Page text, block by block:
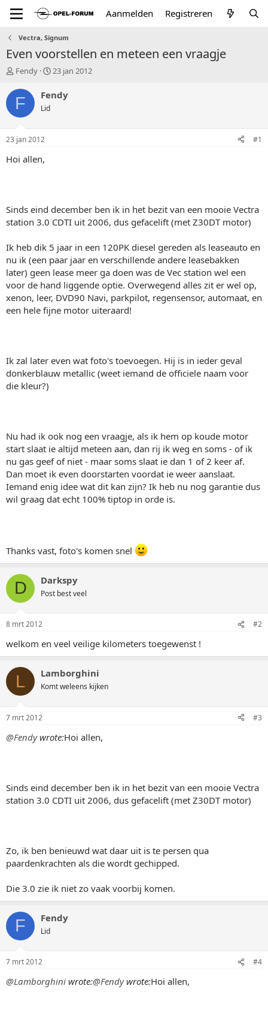
Aanmelden Registreren
Vectra, Signum
Even voorstellen en meteen een vraagje
T
p
t
a
r
Fendy
S
a
23 jan 2012
F Fendy
Lid
23 jan 2012 #1
Hoi allen,
Sinds eind december ben ik in het bezit van een mooie Vectra
station 3.0 CDTI uit 2006, dus gefacelift (met Z30DT motor)
Ik heb dik 5 jaar in een 120PK diesel gereden als leaseauto en
nu ik (een paar jaar en verschillende andere leasebakken
later) geen lease meer ga doen was de Vec station wel een
voor de hand liggende optie. Overwegend alles zit er wel op,
xenon, leer, DVD90 Navi, parkpilot, regensensor, automaat, en
een hele fijne motor uiteraard!
Ik zal later even wat foto's toevoegen. Hij is in ieder geval
donkerblauw metallic (weet iemand de officiele naam voor
die kleur?)
Nu had ik ook nog een vraagje, als ik hem op koude motor
start slaat ie altijd meteen aan, dan rij ik weg en soms - of ik
nu gas geef of niet - maar soms slaat ie dan 1 of 2 keer af.
Dan moet ik even doorstarten voordat ie weer aanslaat.
Iemand enig idee wat dit kan zijn? Ik heb nu nog garantie dus
wil graag dat echt 100% tiptop in orde is.
Thanks vast, foto's komen snel
D Darkspy
Post best veel
8 mrt 2012 #2
welkom en veel veilige kilometers toegewenst !
L Lamborghini
Komt weleens kijken
7 mrt 2012 #3
@Fendywrote:Hoi allen,
Sinds eind december ben ik in het bezit van een mooie Vectra
station 3.0 CDTI uit 2006, dus gefacelift (met Z30DT motor)
Zo, ik ben benieuwd wat daar uit is te persen qua
paardenkrachten als die wordt gechipped.
Die 3.0 zie ik niet zo vaak voorbij komen.
F Fendy
Lid
7 mrt 2012 #4
@Lamborghini wrote:@Fendywrote:Hoi allen,